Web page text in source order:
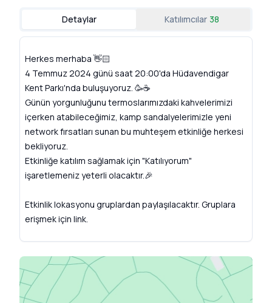
Detaylar Katılımcılar 38
Herkes merhaba 👋🏻
4 Temmuz 2024 günü saat 20:00'da Hüdavendigar
Kent Parkı'nda buluşuyoruz. 🥳☕️
Günün yorgunluğunu termoslarımızdaki kahvelerimizi
içerken atabileceğimiz, kamp sandalyelerimizle yeni
network fırsatları sunan bu muhteşem etkinliğe herkesi
bekliyoruz.
Etkinliğe katılım sağlamak için "Katılıyorum"
işaretlemeniz yeterli olacaktır.🎉
Etkinlik lokasyonu gruplardan paylaşılacaktır. Gruplara
erişmek için link.